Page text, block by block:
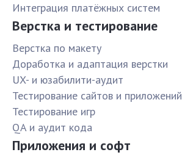
Интеграция платёжных систем
Верстка и тестирование
Верстка по макету
Доработка и адаптация верстки
UX- и юзабилити-аудит
Тестирование сайтов и приложений
Тестирование игр
QA и аудит кода
Приложения и софт